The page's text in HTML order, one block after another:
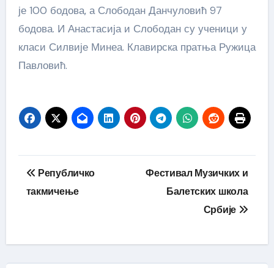
је 100 бодова, а Слободан Данчуловић 97
бодова. И Анастасија и Слободан су ученици у
класи Силвије Минеа. Клавирска пратња Ружица
Павловић.
Кретање
чланка
Републичко
такмичење
Фестивал Музичких и
Балетских школа
Србије